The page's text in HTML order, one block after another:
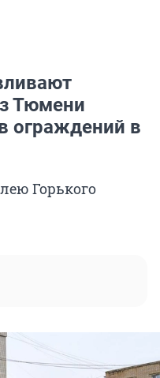
Тюмени
ограждений в
Горького